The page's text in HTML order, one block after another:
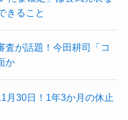
きること
査が話題！今田耕司「コ
か
月30日！1年3か月の休止